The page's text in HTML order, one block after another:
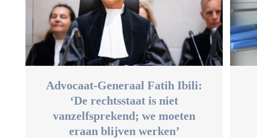
Advocaat-Generaal Fatih Ibili:
‘De rechtsstaat is niet
vanzelfsprekend; we moeten
eraan blijven werken’